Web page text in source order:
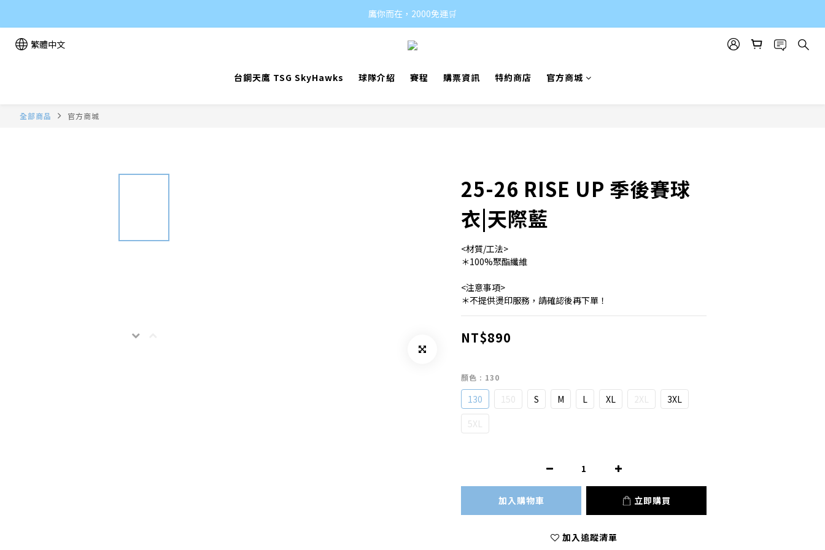
鷹你而在，2000免運🛒
繁體中文
台鋼天鷹 TSG SkyHawks 球隊介紹 賽程 購票資訊 特約商店 官方商城
全部商品 官方商城
25-26 RISE UP 季後賽球
衣|天際藍
<材質/工法>
＊100%聚酯纖維
<注意事項>
＊不提供燙印服務，請確認後再下單！
NT$890
顏色 : 130
130 150 S M L XL 2XL
3XL
5XL
加入購物車 立即購買
加入追蹤清單